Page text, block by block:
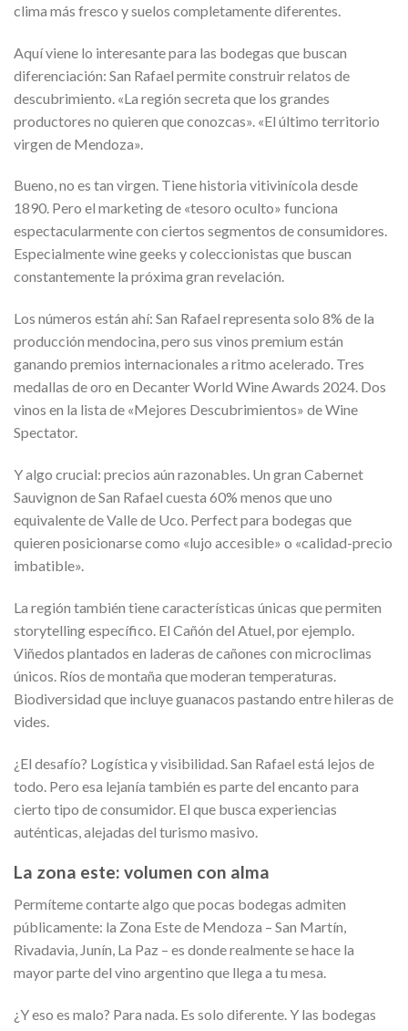
clima más fresco y suelos completamente diferentes.
Aquí viene lo interesante para las bodegas que buscan
diferenciación: San Rafael permite construir relatos de
descubrimiento. «La región secreta que los grandes
productores no quieren que conozcas». «El último territorio
virgen de Mendoza».
Bueno, no es tan virgen. Tiene historia vitivinícola desde
1890. Pero el marketing de «tesoro oculto» funciona
espectacularmente con ciertos segmentos de consumidores.
Especialmente wine geeks y coleccionistas que buscan
constantemente la próxima gran revelación.
Los números están ahí: San Rafael representa solo 8% de la
producción mendocina, pero sus vinos premium están
ganando premios internacionales a ritmo acelerado. Tres
medallas de oro en Decanter World Wine Awards 2024. Dos
vinos en la lista de «Mejores Descubrimientos» de Wine
Spectator.
Y algo crucial: precios aún razonables. Un gran Cabernet
Sauvignon de San Rafael cuesta 60% menos que uno
equivalente de Valle de Uco. Perfect para bodegas que
quieren posicionarse como «lujo accesible» o «calidad-precio
imbatible».
La región también tiene características únicas que permiten
storytelling específico. El Cañón del Atuel, por ejemplo.
Viñedos plantados en laderas de cañones con microclimas
únicos. Ríos de montaña que moderan temperaturas.
Biodiversidad que incluye guanacos pastando entre hileras de
vides.
¿El desafío? Logística y visibilidad. San Rafael está lejos de
todo. Pero esa lejanía también es parte del encanto para
cierto tipo de consumidor. El que busca experiencias
auténticas, alejadas del turismo masivo.
La zona este: volumen con alma
Permíteme contarte algo que pocas bodegas admiten
públicamente: la Zona Este de Mendoza – San Martín,
Rivadavia, Junín, La Paz – es donde realmente se hace la
mayor parte del vino argentino que llega a tu mesa.
¿Y eso es malo? Para nada. Es solo diferente. Y las bodegas